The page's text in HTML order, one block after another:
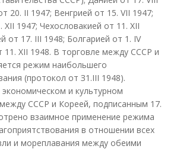
20. II 1947; Венгрией от 15. VII 1947;
1947; Чехословакией от 11. XII
от 17. III 1948; Болгарией от 1. IV
11. XII 1948. В торговле между СССР и
режим наибольшего
(протокол от З1.III 1948).
и культурном
СССР и Кореей, подписанным 17.
взаимное применение режима
в отношении всех
и мореплавания между обеими